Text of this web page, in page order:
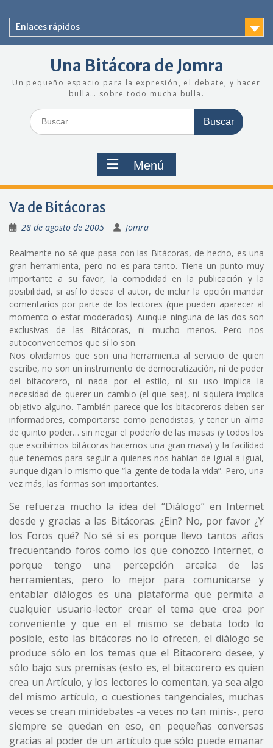
contenido
Enlaces rápidos
Una Bitácora de Jomra
Un pequeño espacio para la expresión, el debate, y hacer
bulla… sobre todo mucha bulla.
Buscar:
Menú
Va de Bitácoras
28 de agosto de 2005 Jomra
Realmente no sé que pasa con las Bitácoras, de hecho, es una
gran herramienta, pero no es para tanto. Tiene un punto muy
importante a su favor, la comodidad en la publicación y la
posibilidad, si así lo desea el autor, de incluir la opción mandar
comentarios por parte de los lectores (que pueden aparecer al
momento o estar moderados). Aunque ninguna de las dos son
exclusivas de las Bitácoras, ni mucho menos. Pero nos
autoconvencemos que sí lo son.
Nos olvidamos que son una herramienta al servicio de quien
escribe, no son un instrumento de democratización, ni de poder
del bitacorero, ni nada por el estilo, ni su uso implica la
necesidad de querer un cambio (el que sea), ni siquiera implica
objetivo alguno. También parece que los bitacoreros deben ser
informadores, comportarse como periodistas, y tener un alma
de quinto poder… sin negar el poderío de las masas (y todos los
que escribimos bitácoras hacemos una gran masa) y la facilidad
que tenemos para seguir a quienes nos hablan de igual a igual,
aunque digan lo mismo que “la gente de toda la vida”. Pero, una
vez más, las formas son importantes.
Se refuerza mucho la idea del “Diálogo” en Internet
desde y gracias a las Bitácoras. ¿Ein? No, por favor ¿Y
los Foros qué? No sé si es porque llevo tantos años
frecuentando foros como los que conozco Internet, o
porque tengo una percepción arcaica de las
herramientas, pero lo mejor para comunicarse y
entablar diálogos es una plataforma que permita a
cualquier usuario-lector crear el tema que crea por
conveniente y que en el mismo se debata todo lo
posible, esto las bitácoras no lo ofrecen, el diálogo se
produce sólo en los temas que el Bitacorero desee, y
sólo bajo sus premisas (esto es, el bitacorero es quien
crea un Artículo, y los lectores lo comentan, ya sea algo
del mismo artículo, o cuestiones tangenciales, muchas
veces se crean minidebates -a veces no tan minis-, pero
siempre se quedan en eso, en pequeñas conversas
gracias al poder de un artículo que sólo puede emanar